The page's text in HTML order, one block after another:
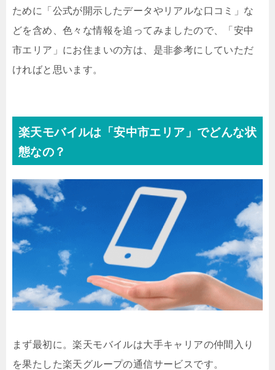
ために「公式が開示したデータやリアルな口コミ」な
どを含め、色々な情報を追ってみましたので、「安中
市エリア」にお住まいの方は、是非参考にしていただ
ければと思います。
楽天モバイルは「安中市エリア」でどんな状
態なの？
まず最初に。楽天モバイルは大手キャリアの仲間入り
を果たした楽天グループの通信サービスです。